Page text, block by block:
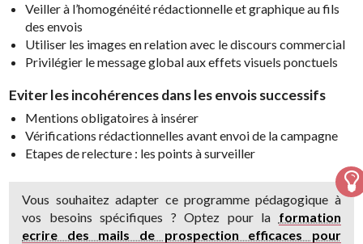
Veiller à l’homogénéité rédactionnelle et graphique au fils
des envois
Utiliser les images en relation avec le discours commercial
Privilégier le message global aux effets visuels ponctuels
Eviter les incohérences dans les envois successifs
Mentions obligatoires à insérer
Vérifications rédactionnelles avant envoi de la campagne
Etapes de relecture : les points à surveiller
Vous souhaitez adapter ce programme pédagogique à
vos besoins spécifiques ? Optez pour la formation
ecrire des mails de prospection efficaces pour